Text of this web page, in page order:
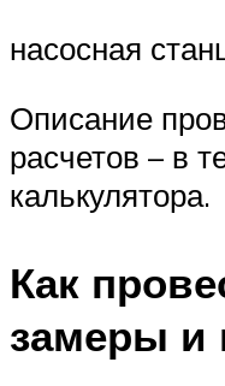
насосная
Описание
расчетов – в
калькулятора.
Как
замеры и